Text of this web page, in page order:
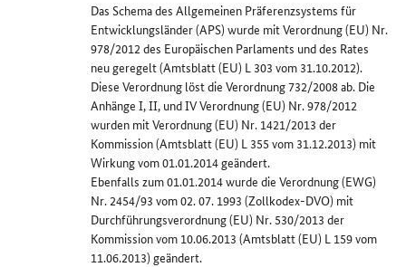
Das Schema des Allgemeinen Präferenzsystems für
Entwicklungsländer (APS) wurde mit Verordnung (EU) Nr.
978/2012 des Europäischen Parlaments und des Rates
neu geregelt (Amtsblatt (EU) L 303 vom 31.10.2012).
Diese Verordnung löst die Verordnung 732/2008 ab. Die
Anhänge I, II, und IV Verordnung (EU) Nr. 978/2012
wurden mit Verordnung (EU) Nr. 1421/2013 der
Kommission (Amtsblatt (EU) L 355 vom 31.12.2013) mit
Wirkung vom 01.01.2014 geändert.
Ebenfalls zum 01.01.2014 wurde die Verordnung (EWG)
Nr. 2454/93 vom 02. 07. 1993 (Zollkodex-DVO) mit
Durchführungsverordnung (EU) Nr. 530/2013 der
Kommission vom 10.06.2013 (Amtsblatt (EU) L 159 vom
11.06.2013) geändert.